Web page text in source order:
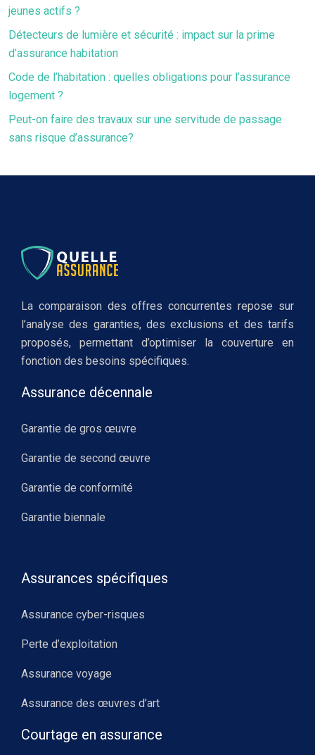
jeunes actifs ?
Détecteurs de lumière et sécurité : impact sur la prime
d’assurance habitation
Code de l’habitation : quelles obligations pour l’assurance
logement ?
Peut-on faire des travaux sur une servitude de passage
sans risque d’assurance?
La comparaison des offres concurrentes repose sur
l’analyse des garanties, des exclusions et des tarifs
proposés, permettant d’optimiser la couverture en
fonction des besoins spécifiques.
Assurance décennale
Garantie de gros œuvre
Garantie de second œuvre
Garantie de conformité
Garantie biennale
Assurances spécifiques
Assurance cyber-risques
Perte d’exploitation
Assurance voyage
Assurance des œuvres d’art
Courtage en assurance